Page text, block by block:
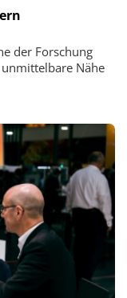
der Forschung
Nähe